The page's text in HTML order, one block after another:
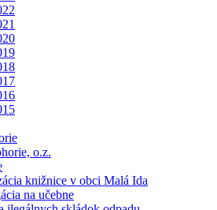
o.z.
knižnice v obci Malá Ida
na učebne